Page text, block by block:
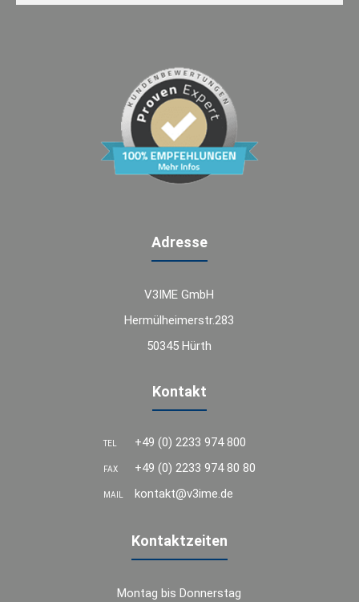
Adresse
V3IME GmbH
Hermülheimerstr.283
50345 Hürth
Kontakt
TEL +49 (0) 2233 974 800
FAX +49 (0) 2233 974 80 80
MAIL kontakt@v3ime.de
Kontaktzeiten
Montag bis Donnerstag